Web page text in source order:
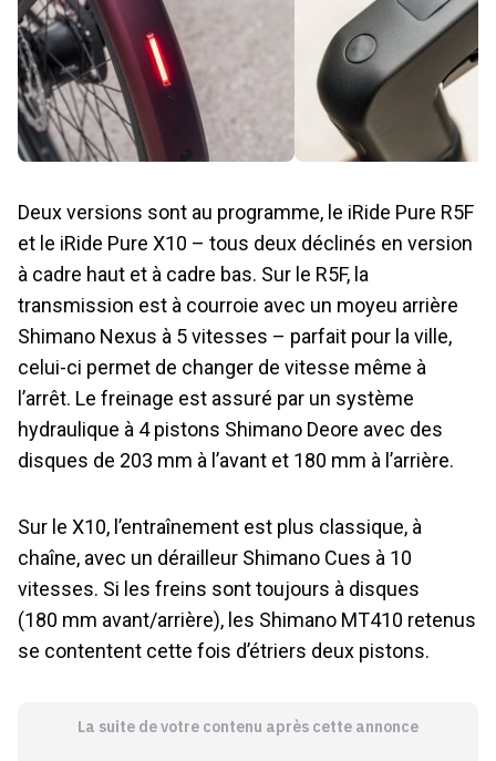
Deux versions sont au programme, le iRide Pure R5F
et le iRide Pure X10 – tous deux déclinés en version
à cadre haut et à cadre bas. Sur le R5F, la
transmission est à courroie avec un moyeu arrière
Shimano Nexus à 5 vitesses – parfait pour la ville,
celui-ci permet de changer de vitesse même à
l’arrêt. Le freinage est assuré par un système
hydraulique à 4 pistons Shimano Deore avec des
disques de 203 mm à l’avant et 180 mm à l’arrière.
Sur le X10, l’entraînement est plus classique, à
chaîne, avec un dérailleur Shimano Cues à 10
vitesses. Si les freins sont toujours à disques
(180 mm avant/arrière), les Shimano MT410 retenus
se contentent cette fois d’étriers deux pistons.
La suite de votre contenu après cette annonce